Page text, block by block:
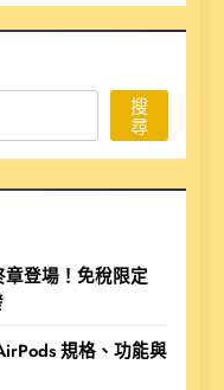
搜
尋
登場！免稅限定
規格、功能與